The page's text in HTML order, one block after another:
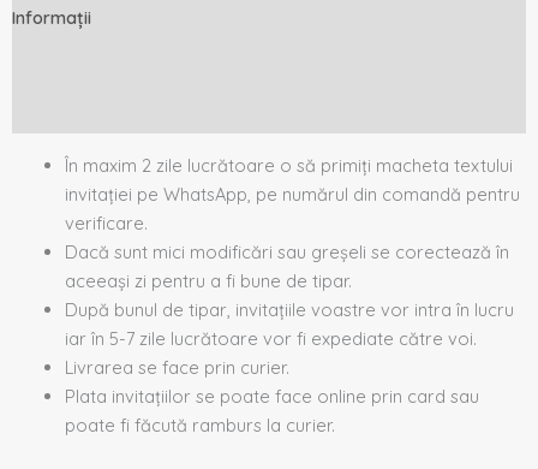
Informații
În maxim 2 zile lucrătoare o să primiți macheta textului
invitației pe WhatsApp, pe numărul din comandă pentru
verificare.
Dacă sunt mici modificări sau greșeli se corectează în
aceeași zi pentru a fi bune de tipar.
După bunul de tipar, invitațiile voastre vor intra în lucru
iar în 5-7 zile lucrătoare vor fi expediate către voi.
Livrarea se face prin curier.
Plata invitațiilor se poate face online prin card sau
poate fi făcută ramburs la curier.